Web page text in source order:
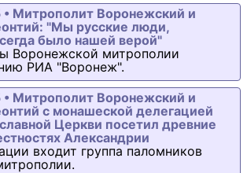
• Митрополит Воронежский и
"Мы русские люди,
было нашей верой"
Воронежской митрополии
РИА "Воронеж".
• Митрополит Воронежский и
с монашеской делегацией
Церкви посетил древние
Александрии
входит группа паломников